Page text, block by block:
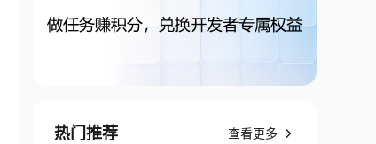
热门推荐 查看更多